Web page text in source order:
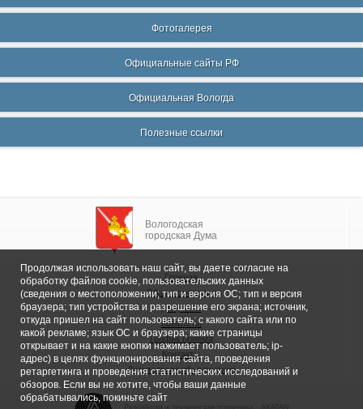
Фотогалерея
Официальные сайты РФ
Официальная Вологда
Полезные ссылки
Вологодская
городская Дума
Главная
Общие сведения
Депутаты
Комитеты
График приема
Контакты
Депутатские объединения
Продолжая использовать наш сайт, вы даете согласие на
обработку файлов cookie, пользовательских данных
(сведения о местоположении; тип и версия ОС; тип и версия
браузера; тип устройства и разрешение его экрана; источник,
откуда пришел на сайт пользователь; с какого сайта или по
какой рекламе; язык ОС и браузера; какие страницы
открывает и на какие кнопки нажимает пользователь; ip-
адрес) в целях функционирования сайта, проведения
ретаргетинга и проведения статистических исследований и
обзоров. Если вы не хотите, чтобы ваши данные
обрабатывались, покиньте сайт